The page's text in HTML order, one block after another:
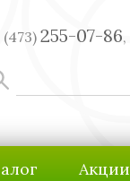
(473) 255-07-86,
Акции